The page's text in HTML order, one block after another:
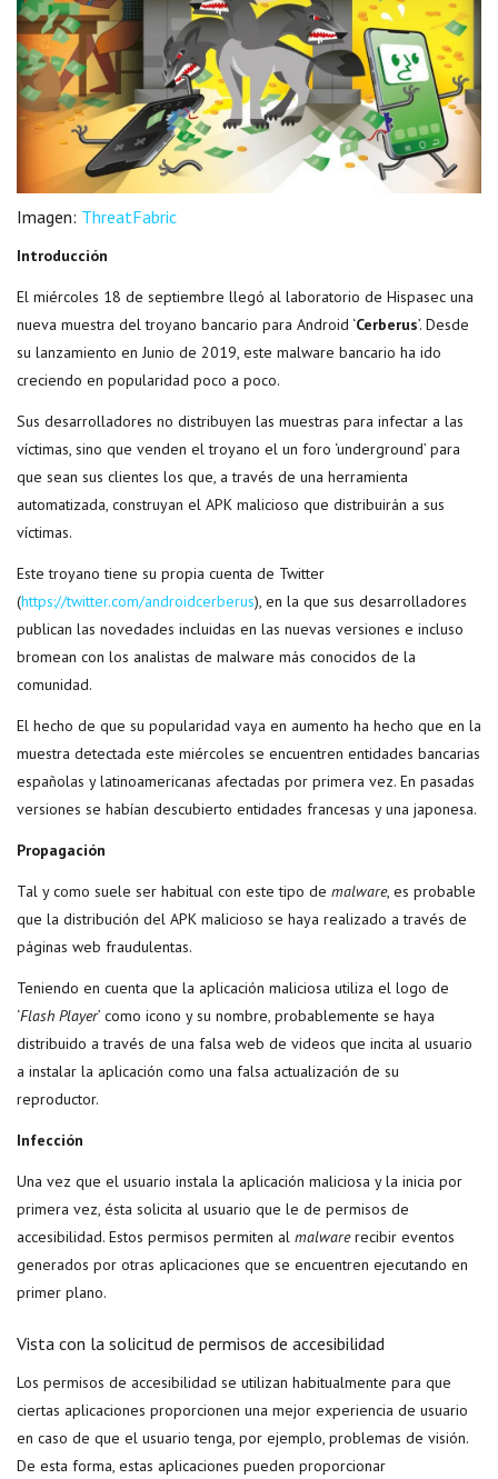
Imagen: ThreatFabric
Introducción
El miércoles 18 de septiembre llegó al laboratorio de Hispasec una
nueva muestra del troyano bancario para Android ‘Cerberus’. Desde
su lanzamiento en Junio de 2019, este malware bancario ha ido
creciendo en popularidad poco a poco.
Sus desarrolladores no distribuyen las muestras para infectar a las
víctimas, sino que venden el troyano el un foro ‘underground’ para
que sean sus clientes los que, a través de una herramienta
automatizada, construyan el APK malicioso que distribuirán a sus
víctimas.
Este troyano tiene su propia cuenta de Twitter
(https://twitter.com/androidcerberus), en la que sus desarrolladores
publican las novedades incluidas en las nuevas versiones e incluso
bromean con los analistas de malware más conocidos de la
comunidad.
El hecho de que su popularidad vaya en aumento ha hecho que en la
muestra detectada este miércoles se encuentren entidades bancarias
españolas y latinoamericanas afectadas por primera vez. En pasadas
versiones se habían descubierto entidades francesas y una japonesa.
Propagación
Tal y como suele ser habitual con este tipo de malware, es probable
que la distribución del APK malicioso se haya realizado a través de
páginas web fraudulentas.
Teniendo en cuenta que la aplicación maliciosa utiliza el logo de
‘Flash Player’ como icono y su nombre, probablemente se haya
distribuido a través de una falsa web de videos que incita al usuario
a instalar la aplicación como una falsa actualización de su
reproductor.
Infección
Una vez que el usuario instala la aplicación maliciosa y la inicia por
primera vez, ésta solicita al usuario que le de permisos de
accesibilidad. Estos permisos permiten al malwarerecibir eventos
generados por otras aplicaciones que se encuentren ejecutando en
primer plano.
Vista con la solicitud de permisos de accesibilidad
Los permisos de accesibilidad se utilizan habitualmente para que
ciertas aplicaciones proporcionen una mejor experiencia de usuario
en caso de que el usuario tenga, por ejemplo, problemas de visión.
De esta forma, estas aplicaciones pueden proporcionar